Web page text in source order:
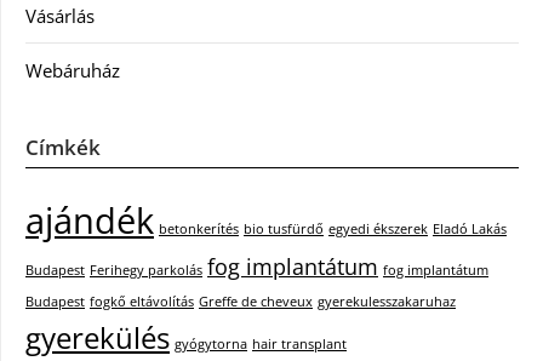
Vásárlás
Webáruház
Címkék
ajándék betonkerítés bio tusfürdő egyedi ékszerek Eladó Lakás
Budapest Ferihegy parkolás fog implantátum fog implantátum
Budapest fogkő eltávolítás Greffe de cheveux gyerekulesszakaruhaz
gyerekülés gyógytorna hair transplant